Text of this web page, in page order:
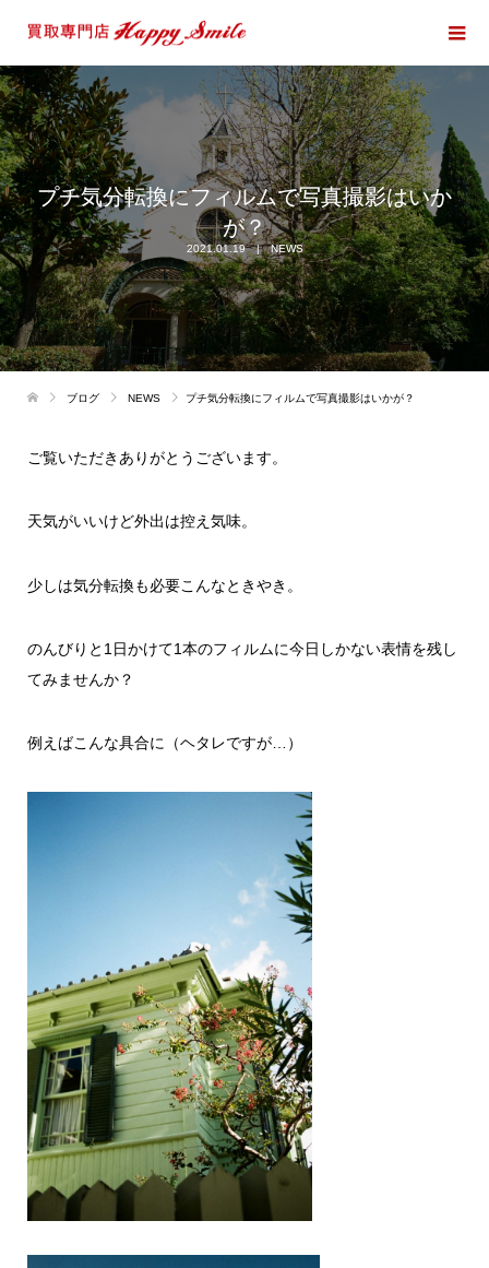
プチ気分転換にフィルムで写真撮影はいか
が？
2021.01.19 NEWS
ブログ NEWS プチ気分転換にフィルムで写真撮影はいかが？
ご覧いただきありがとうございます。
天気がいいけど外出は控え気味。
少しは気分転換も必要こんなときやき。
のんびりと1日かけて1本のフィルムに今日しかない表情を残し
てみませんか？
例えばこんな具合に（ヘタレですが…）